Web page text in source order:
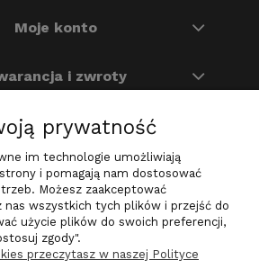
Moje konto
i zwroty
O nas
Na skróty
do nas
prywatność
im technologie umożliwiają
i pomagają nam dostosować
Możesz zaakceptować
nas wszystkich tych plików i przejść do
użycie plików do swoich preferencji,
zgody".
przeczytasz w naszej Polityce